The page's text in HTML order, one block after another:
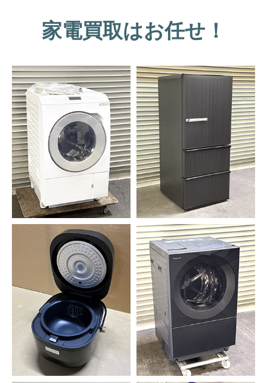
家電買取はお任せ！